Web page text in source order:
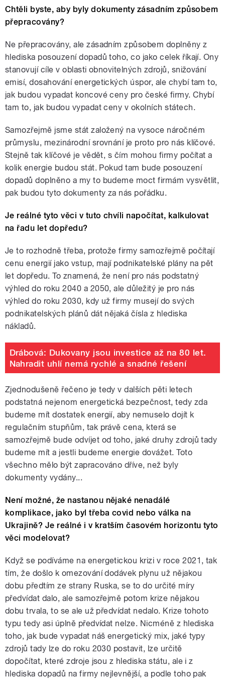
Chtěli byste, aby byly dokumenty zásadním způsobem
přepracovány?
Ne přepracovány, ale zásadním způsobem doplněny z
hlediska posouzení dopadů toho, co jako celek říkají. Ony
stanovují cíle v oblasti obnovitelných zdrojů, snižování
emisí, dosahování energetických úspor, ale chybí tam to,
jak budou vypadat koncové ceny pro české firmy. Chybí
tam to, jak budou vypadat ceny v okolních státech.
Samozřejmě jsme stát založený na vysoce náročném
průmyslu, mezinárodní srovnání je proto pro nás klíčové.
Stejně tak klíčové je vědět, s čím mohou firmy počítat a
kolik energie budou stát. Pokud tam bude posouzení
dopadů doplněno a my to budeme moct firmám vysvětlit,
pak budou tyto dokumenty za nás pořádku.
Je reálné tyto věci v tuto chvíli napočítat, kalkulovat
na řadu let dopředu?
Je to rozhodně třeba, protože firmy samozřejmě počítají
cenu energií jako vstup, mají podnikatelské plány na pět
let dopředu. To znamená, že není pro nás podstatný
výhled do roku 2040 a 2050, ale důležitý je pro nás
výhled do roku 2030, kdy už firmy musejí do svých
podnikatelských plánů dát nějaká čísla z hlediska
nákladů.
Drábová: Dukovany jsou investice až na 80 let.
Nahradit uhlí nemá rychlé a snadné řešení
Zjednodušeně řečeno je tedy v dalších pěti letech
podstatná nejenom energetická bezpečnost, tedy zda
budeme mít dostatek energií, aby nemuselo dojít k
regulačním stupňům, tak právě cena, která se
samozřejmě bude odvíjet od toho, jaké druhy zdrojů tady
budeme mít a jestli budeme energie dovážet. Toto
všechno mělo být zapracováno dříve, než byly
dokumenty vydány...
Není možné, že nastanou nějaké nenadálé
komplikace, jako byl třeba covid nebo válka na
Ukrajině? Je reálné i v kratším časovém horizontu tyto
věci modelovat?
Když se podíváme na energetickou krizi v roce 2021, tak
tím, že došlo k omezování dodávek plynu už nějakou
dobu předtím ze strany Ruska, se to do určité míry
předvídat dalo, ale samozřejmě potom krize nějakou
dobu trvala, to se ale už předvídat nedalo. Krize tohoto
typu tedy asi úplně předvídat nelze. Nicméně z hlediska
toho, jak bude vypadat náš energetický mix, jaké typy
zdrojů tady lze do roku 2030 postavit, lze určitě
dopočítat, které zdroje jsou z hlediska státu, ale i z
hlediska dopadů na firmy nejlevnější, a podle toho pak